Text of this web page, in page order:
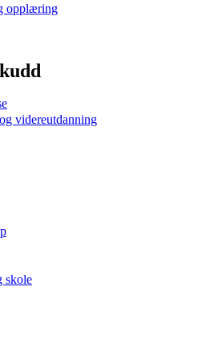
opplæring
videreutdanning
skole